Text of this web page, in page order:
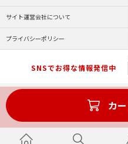
カ
サイト運営会社について
プライバシーポリシー
SNSでお得な情報発信中